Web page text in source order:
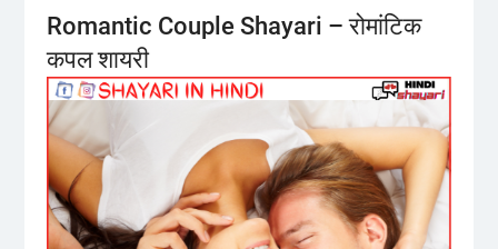
Romantic Couple Shayari – रोमांटिक
कपल शायरी